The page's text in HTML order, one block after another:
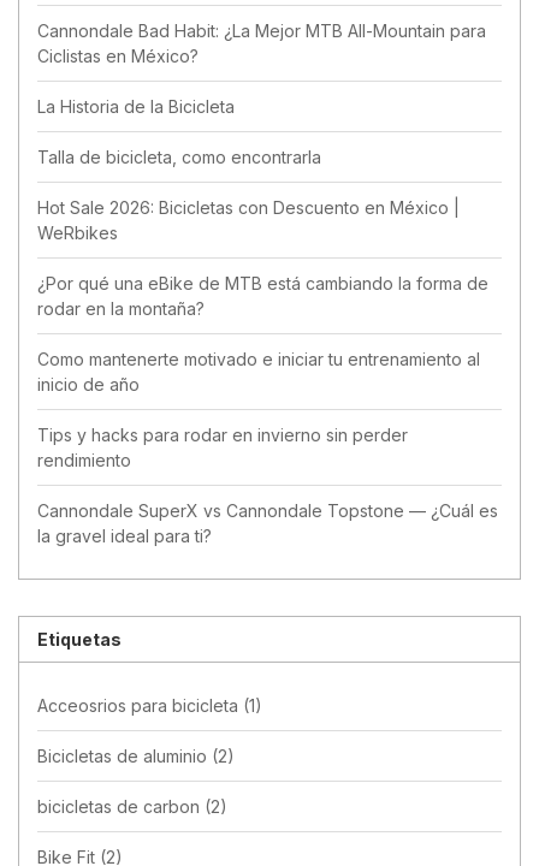
Cannondale Bad Habit: ¿La Mejor MTB All-Mountain para
Ciclistas en México?
La Historia de la Bicicleta
Talla de bicicleta, como encontrarla
Hot Sale 2026: Bicicletas con Descuento en México |
WeRbikes
¿Por qué una eBike de MTB está cambiando la forma de
rodar en la montaña?
Como mantenerte motivado e iniciar tu entrenamiento al
inicio de año
Tips y hacks para rodar en invierno sin perder
rendimiento
Cannondale SuperX vs Cannondale Topstone — ¿Cuál es
la gravel ideal para ti?
Etiquetas
Acceosrios para bicicleta (1)
Bicicletas de aluminio (2)
bicicletas de carbon (2)
Bike Fit (2)